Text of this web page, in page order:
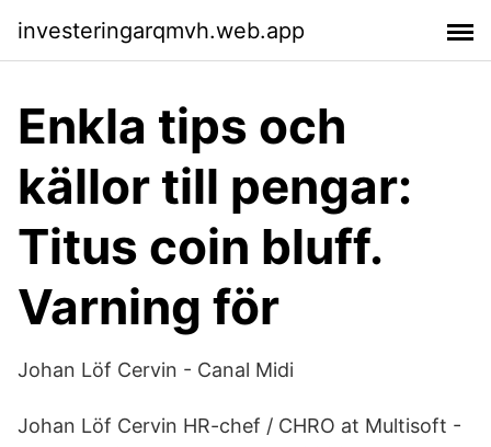
investeringarqmvh.web.app
Enkla tips och
källor till pengar:
Titus coin bluff.
Varning för
Johan Löf Cervin - Canal Midi
Johan Löf Cervin HR-chef / CHRO at Multisoft -